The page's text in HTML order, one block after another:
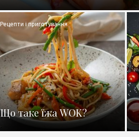
Рецепти і приготування
Що таке їжа WOK?